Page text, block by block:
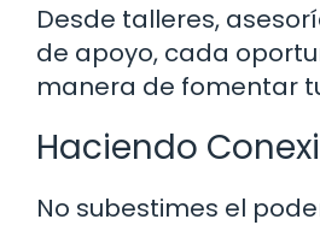
Desde talleres,
de apoyo, cada
manera de fomentar
Haciendo
No subestimes el